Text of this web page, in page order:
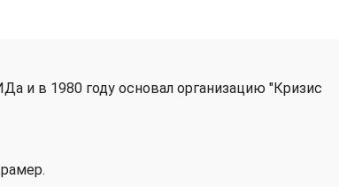
и в 1980 году основал организацию "Кризис